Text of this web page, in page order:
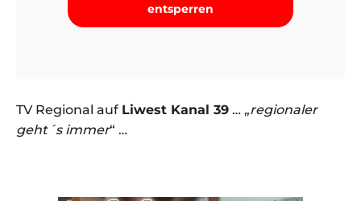
entsperren
TV Regional auf Liwest Kanal 39 … „regionaler
geht´s immer“ …